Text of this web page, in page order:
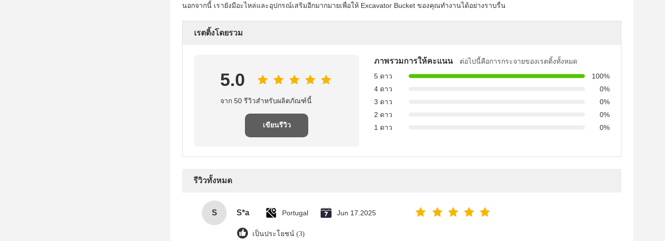
นอกจากนี้ เรายังมีอะไหล่และอุปกรณ์เสริมอีกมากมายเพื่อให้ Excavator Bucket ของคุณทำงานได้อย่างราบรื่น
เรตติ้งโดยรวม
5.0
จาก 50 รีวิวสำหรับผลิตภัณฑ์นี้
เขียนรีวิว
ภาพรวมการให้คะแนน
ต่อไปนี้คือการกระจายของเรตติ้งทั้งหมด
5 ดาว
100%
4 ดาว
0%
3 ดาว
0%
2 ดาว
0%
1 ดาว
0%
รีวิวทั้งหมด
S S*a Portugal Jun 17.2025
เป็นประโยชน์ (3)